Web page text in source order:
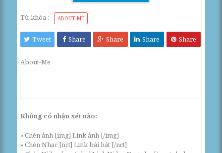
Từ khóa : ABOUT-ME
Tweet Share Share Share Share
About-Me
Không có nhận xét nào:
» Chèn ảnh [img] Link ảnh [/img]
» Chèn Nhạc [nct] Link bài hát [/nct]